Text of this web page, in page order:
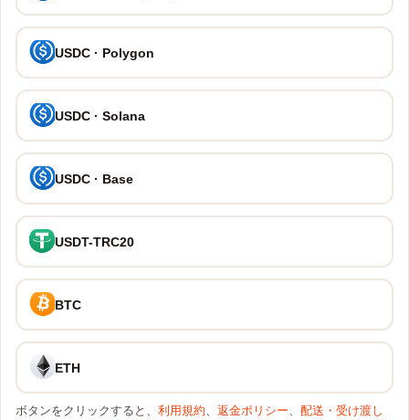
USDC · Polygon
USDC · Solana
USDC · Base
USDT-TRC20
BTC
ETH
ボタンをクリックすると、 利用規約、 返金ポリシー、 配送・受け渡し